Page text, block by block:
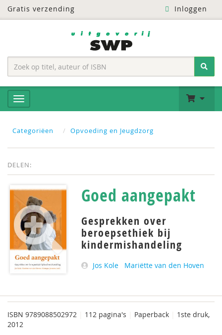
Gratis verzending Inloggen
Categoriëen Opvoeding en Jeugdzorg
DELEN:
Goed aangepakt
Gesprekken over
beroepsethiek bij
kindermishandeling
Jos Kole Mariëtte van den Hoven
ISBN 9789088502972 112 pagina's Paperback
1ste druk,
2012